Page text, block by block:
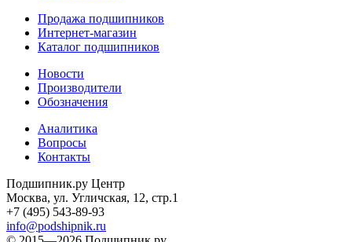
Продажа подшипников
Интернет-магазин
Каталог подшипников
Новости
Производители
Обозначения
Аналитика
Вопросы
Контакты
Подшипник.ру Центр
Москва, ул. Угличская, 12, стр.1
+7 (495) 543-89-93
info@podshipnik.ru